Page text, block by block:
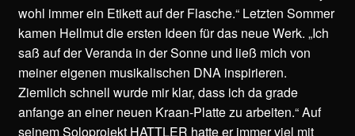
wohl immer ein Etikett auf der Flasche.“ Letzten Sommer
kamen Hellmut die ersten Ideen für das neue Werk. „Ich
saß auf der Veranda in der Sonne und ließ mich von
meiner eigenen musikalischen DNA inspirieren.
Ziemlich schnell wurde mir klar, dass ich da grade
anfange an einer neuen Kraan-Platte zu arbeiten.“ Auf
seinem Soloprojekt HATTLER hatte er immer viel mit